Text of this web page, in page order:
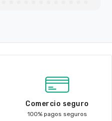
Comercio seguro
100% pagos seguros